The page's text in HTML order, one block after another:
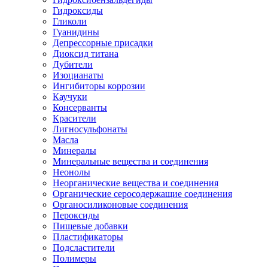
Гидроксиды
Гликоли
Гуанидины
Депрессорные присадки
Диоксид титана
Дубители
Изоцианаты
Ингибиторы коррозии
Каучуки
Консерванты
Красители
Лигносульфонаты
Масла
Минералы
Минеральные вещества и соединения
Неонолы
Неорганические вещества и соединения
Органические серосодержащие соединения
Органосиликоновые соединения
Пероксиды
Пищевые добавки
Пластификаторы
Подсластители
Полимеры